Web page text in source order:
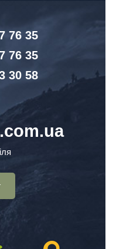
76 35
76 35
30 58
.com.ua